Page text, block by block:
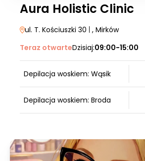
Aura Holistic Clinic
ul. T. Kościuszki 30 , Mirków
Teraz otwarteDzisiaj:09:00-15:00
Depilacja woskiem: Wąsik
Depilacja woskiem: Broda